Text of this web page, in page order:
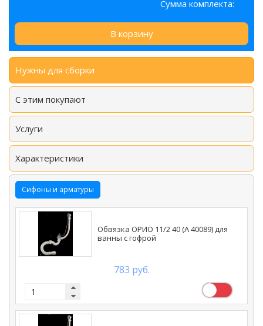
Сумма комплекта:
В корзину
Нужны для сборки
С этим покупают
Услуги
Характеристики
Сифоны и арматуры
Обвязка ОРИО 11/2 40 (А 40089) для
ванны с гофрой
783 руб.